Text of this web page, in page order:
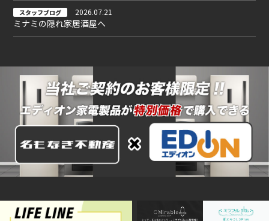
スタッフブログ 2026.07.21
ミナミの隠れ家居酒屋へ